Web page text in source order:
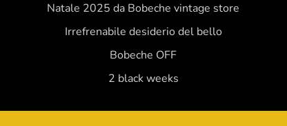
Natale 2025 da Bobeche vintage store
Irrefrenabile desiderio del bello
Bobeche OFF
2 black weeks